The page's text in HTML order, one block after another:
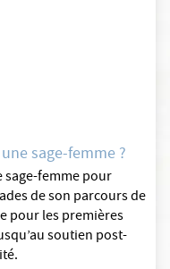
sage-femme ?
sage-femme pour
de son parcours de
pour les premières
soutien post-